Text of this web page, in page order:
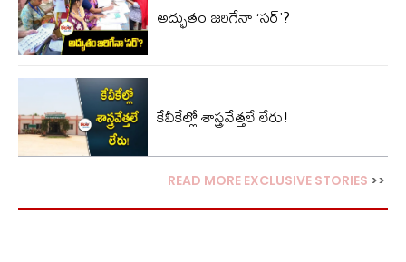
అద్భుతం జరిగేనా ‘సర్’?
కేవీకేల్లో శాస్త్రవేత్తలే లేరు!
READ MORE EXCLUSIVE STORIES >>